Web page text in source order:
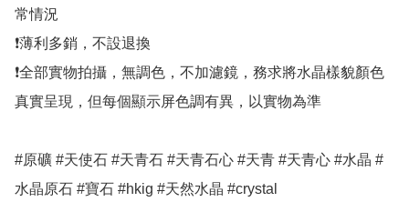
常情況
❗薄利多銷，不設退換
❗全部實物拍攝，無調色，不加濾鏡，務求將水晶樣貌顏色
真實呈現，但每個顯示屏色調有異，以實物為準
#原礦 #天使石 #天青石 #天青石心 #天青 #天青心 #水晶 #
水晶原石 #寶石 #hkig #天然水晶 #crystal